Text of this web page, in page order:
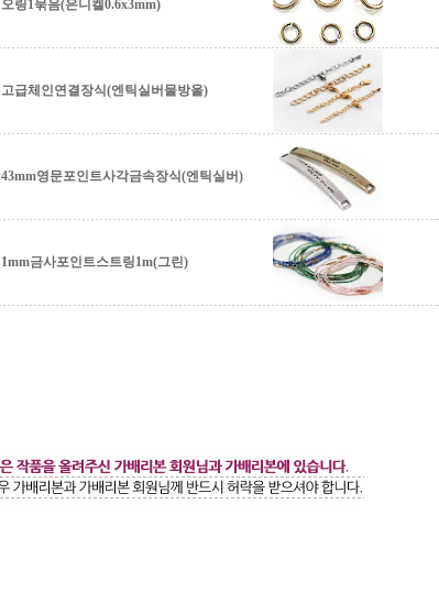
오링1묶음(은니켈0.6x3mm)
고급체인연결장식(엔틱실버물방울)
43mm영문포인트사각금속장식(엔틱실버)
1mm금사포인트스트링1m(그린)